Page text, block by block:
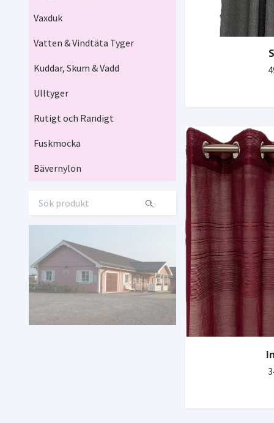
Vaxduk
Vatten & Vindtäta Tyger
Kuddar, Skum & Vadd
Ulltyger
Rutigt och Randigt
Fuskmocka
Bävernylon